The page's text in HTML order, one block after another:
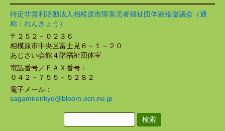
特定非営利活動法人相模原市障害児者福祉団体連絡協議会（通
称：れんきょう）
〒２５２－０２３６
相模原市中央区富士見６－１－２０
あじさい会館４階福祉団体室
電話番号／ＦＡＸ番号：
０４２－７５５－５２８２
電子メール：
sagamirenkyo@bloom.ocn.ne.jp
検
索: